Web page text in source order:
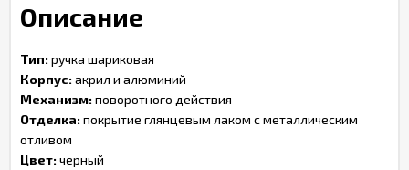
Описание
Тип:ручка шариковая
Корпус:акрил и алюминий
Механизм:поворотного действия
Отделка:покрытие глянцевым лаком с металлическим
отливом
Цвет:черный